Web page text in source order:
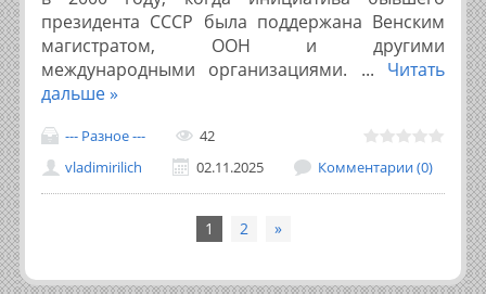
президента СССР была поддержана Венским
магистратом, ООН и другими
международными организациями. ... Читать
дальше »
--- Разное ---
42
vladimirilich
02.11.2025 Комментарии (0)
1 2 »